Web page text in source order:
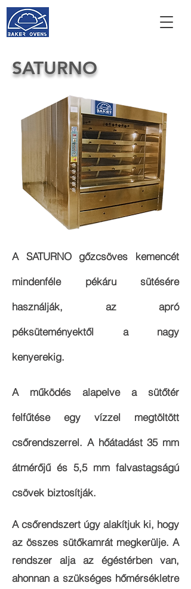
SATURNO
A SATURNO gőzcsöves kemencét
mindenféle pékáru sütésére
használják, az apró
péksüteményektől a nagy
kenyerekig.
A működés alapelve a sütőtér
felfűtése egy vízzel megtöltött
csőrendszerrel. A hőátadást 35 mm
átmérőjű és 5,5 mm falvastagságú
csövek biztosítják.
A csőrendszert úgy alakítjuk ki, hogy
az összes sütőkamrát megkerülje. A
rendszer alja az égéstérben van,
ahonnan a szükséges hőmérsékletre